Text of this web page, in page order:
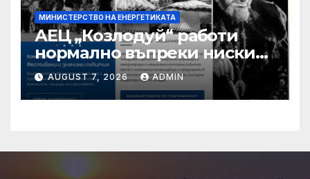
МИНИСТЕРСТВО НА ЕНЕРГЕТИКАТА
АЕЦ „Козлодуй“ работи
нормално въпреки ниските
нива на р. Дунав, България
подкрепя региона с
рекорден износ на
AUGUST 7, 2026 ADMIN